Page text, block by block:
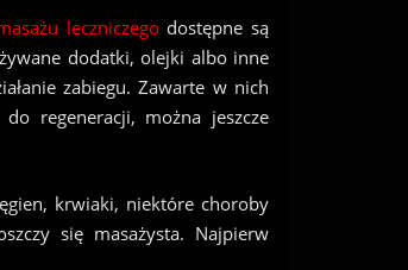
leczniczegodostępne są
dodatki, olejki albo inne
zabiegu. Zawarte w nich
regeneracji, można jeszcze
krwiaki, niektóre choroby
się masażysta. Najpierw